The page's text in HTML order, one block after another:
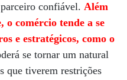
confiável. Além
o comércio tende a se
e estratégicos, como o
se tornar um natural
que tiverem restrições